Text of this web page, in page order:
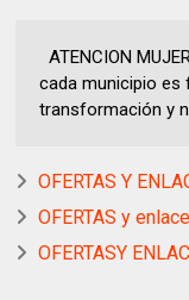
ATENCION
cada municipio es
transformación y
OFERTAS Y
OFERTAS y
OFERTASY